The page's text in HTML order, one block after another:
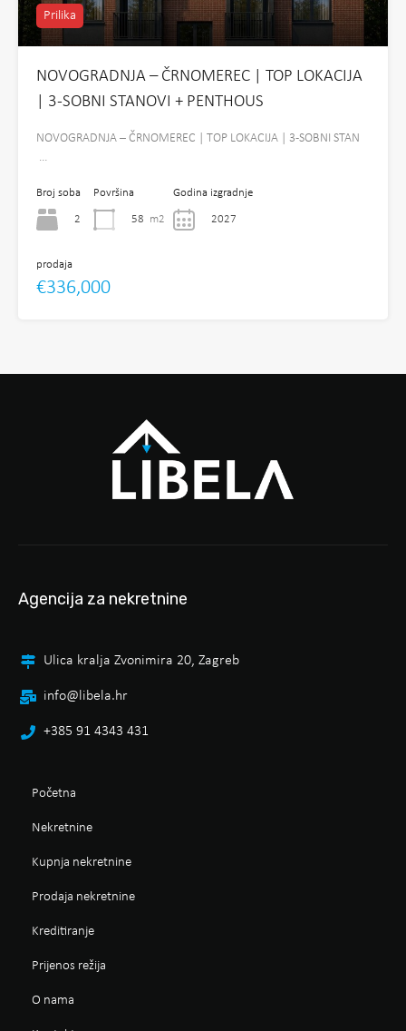
Prilika
NOVOGRADNJA – ČRNOMEREC | TOP LOKACIJA
| 3-SOBNI STANOVI + PENTHOUS
NOVOGRADNJA – ČRNOMEREC | TOP LOKACIJA | 3-SOBNI STAN
…
Broj soba
2
Površina
58 m2
Godina izgradnje
2027
prodaja
€336,000
Agencija za nekretnine
Ulica kralja Zvonimira 20, Zagreb
info@libela.hr
+385 91 4343 431
Početna
Nekretnine
Kupnja nekretnine
Prodaja nekretnine
Kreditiranje
Prijenos režija
O nama